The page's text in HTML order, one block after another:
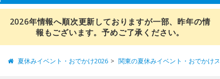
2026年情報へ順次更新しておりますが一部、昨年の情
報もございます。予めご了承ください。
夏休みイベント・おでかけ2026 関東の夏休みイベント・おでかけ